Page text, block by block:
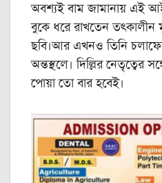
অবশ্যই বাম জামানায় এই
বুকে ধরে রাখতেন তৎকালীন
ছবি।আর এখনও তিনি
অন্তস্থলে। দিল্লির নেতৃত্বের
পোয়া তো বার হবেই।